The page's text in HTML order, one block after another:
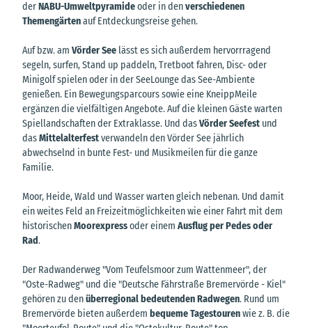
derNABU-Umweltpyramideoder in denverschiedenen
Themengärtenauf Entdeckungsreise gehen.
Auf bzw. am Vörder See lässt es sich außerdem hervorrragend
segeln, surfen, Stand up paddeln, Tretboot fahren, Disc- oder
Minigolf spielen oder in der SeeLounge das See-Ambiente
genießen. Ein Bewegungsparcours sowie eine KneippMeile
ergänzen die vielfältigen Angebote. Auf die kleinen Gäste warten
Spiellandschaften der Extraklasse. Und dasVörder Seefest und
dasMittelalterfestverwandeln den Vörder See jährlich
abwechselnd in bunte Fest- und Musikmeilen für die ganze
Familie.
Moor, Heide, Wald und Wasser warten gleich nebenan. Und damit
ein weites Feld an Freizeitmöglichkeiten wie einer Fahrt mit dem
historischenMoorexpressoder einem Ausflug per Pedes oder
Rad.
Der Radwanderweg "Vom Teufelsmoor zum Wattenmeer", der
"Oste-Radweg" und die "Deutsche Fährstraße Bremervörde - Kiel"
gehören zu denüberregional bedeutenden Radwegen. Rund um
Bremervörde bieten außerdem bequeme Tagestourenwie z. B. die